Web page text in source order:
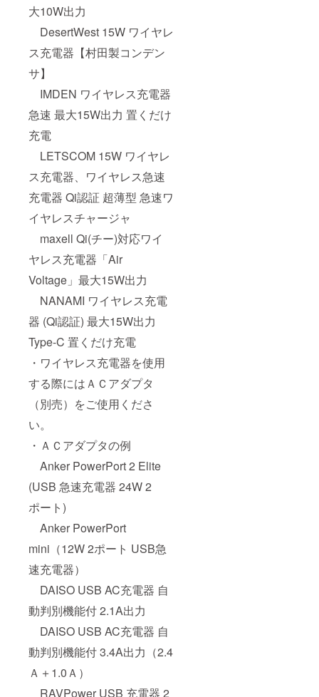
大10W出力
DesertWest 15W ワイヤレ
ス充電器【村田製コンデン
サ】
IMDEN ワイヤレス充電器
急速 最大15W出力 置くだけ
充電
LETSCOM 15W ワイヤレ
ス充電器、ワイヤレス急速
充電器 Qi認証 超薄型 急速ワ
イヤレスチャージャ
maxell Qi(チー)対応ワイ
ヤレス充電器「Air
Voltage」最大15W出力
NANAMI ワイヤレス充電
器 (Qi認証) 最大15W出力
Type-C 置くだけ充電
・ワイヤレス充電器を使用
する際にはＡＣアダプタ
（別売）をご使用くださ
い。
・ＡＣアダプタの例
Anker PowerPort 2 Elite
(USB 急速充電器 24W 2
ポート)
Anker PowerPort
mini（12W 2ポート USB急
速充電器）
DAISO USB AC充電器 自
動判別機能付 2.1A出力
DAISO USB AC充電器 自
動判別機能付 3.4A出力（2.4
Ａ＋1.0Ａ）
RAVPower USB 充電器 2